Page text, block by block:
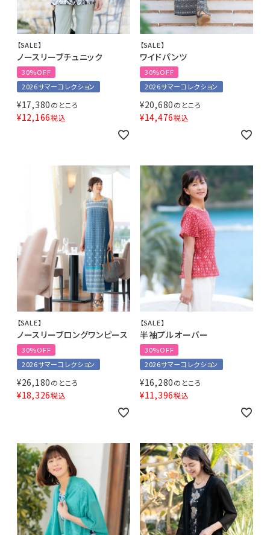
【SALE】
ノースリーブチュニック
30%OFF
2026サマーコレクション
¥17,380のところ
¥12,166税込
【SALE】
ワイドパンツ
30%OFF
2026サマーコレクション
¥20,680のところ
¥14,476税込
【SALE】
ノースリーブロングワンピース
30%OFF
2026サマーコレクション
¥26,180のところ
¥18,326税込
【SALE】
半袖プルオーバー
30%OFF
2026サマーコレクション
¥16,280のところ
¥11,396税込